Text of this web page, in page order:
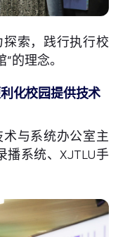
索，践行执行校
的理念。
化校园提供技术
与系统办公室主
播系统、XJTLU手